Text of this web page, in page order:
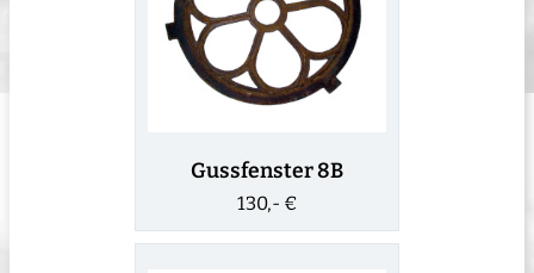
Gussfenster 8B
130,- €